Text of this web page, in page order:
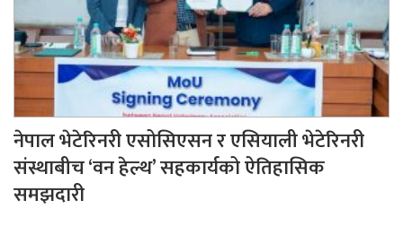
नेपाल भेटेरिनरी एसोसिएसन र एसियाली भेटेरिनरी
संस्थाबीच ‘वन हेल्थ’ सहकार्यको ऐतिहासिक
समझदारी